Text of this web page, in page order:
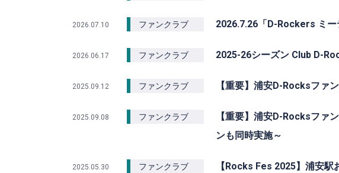
2026.07.10 ファンクラブ 2026.7.26「D-Rockers ミ
2026.06.17 ファンクラブ 2025-26シーズン Club D-
2025.09.12 ファンクラブ 【重要】浦安D-Rocksファ
2025.09.08 ファンクラブ
【重要】浦安D-Rocksファ
ンも同時実施～
2025.05.30 ファンクラブ 【Rocks Fes 2025】浦安